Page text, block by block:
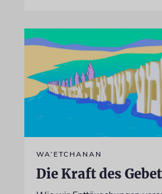
WA’ETCHANAN
Die Kraft des